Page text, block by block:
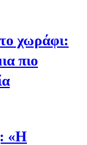
χωράφι:
πιο
«Η